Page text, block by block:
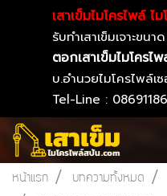
เสาเข็มไมโครไพล์ ไ
รับทำเสาเข็มเจาะขน
ตอกเสาเข็มไมโครไ
บ.อำนวยไมโครไพล์เ
Tel-Line :
หน้าแรก บทความทั้งหมด